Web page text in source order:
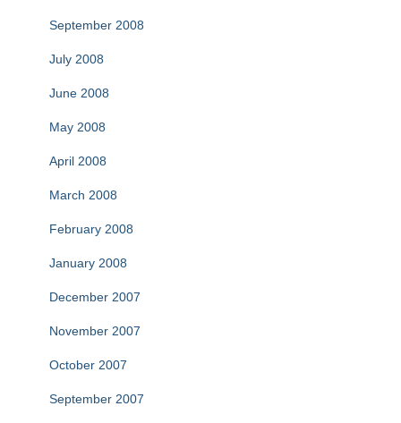
September 2008
July 2008
June 2008
May 2008
April 2008
March 2008
February 2008
January 2008
December 2007
November 2007
October 2007
September 2007